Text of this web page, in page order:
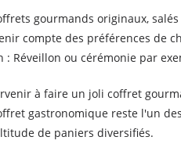
gourmands originaux,
compte des préférences de
Réveillon ou cérémonie par
à faire un joli coffret
gastronomique reste l'un des
de paniers diversifiés.